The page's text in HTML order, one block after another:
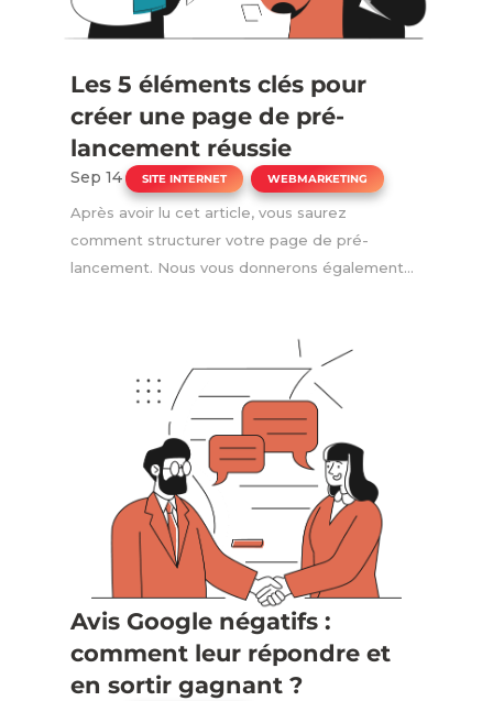
Les 5 éléments clés pour
créer une page de pré-
lancement réussie
Sep 14| SITE INTERNET , WEBMARKETING
Après avoir lu cet article, vous saurez
comment structurer votre page de pré-
lancement. Nous vous donnerons également...
Avis Google négatifs :
comment leur répondre et
en sortir gagnant ?